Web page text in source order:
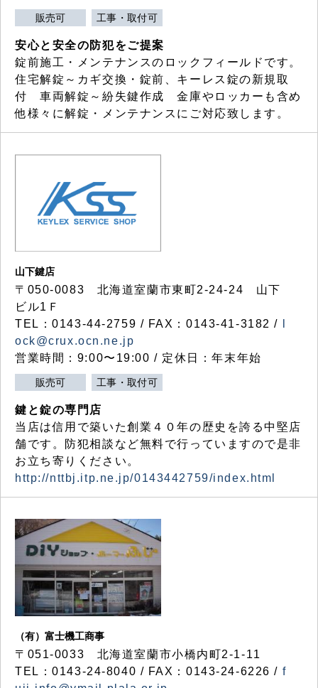
販売可 工事・取付可
安心と安全の防犯をご提案
錠前施工・メンテナンスのロックフィールドです。
住宅解錠～カギ交換・錠前、キーレス錠の新規取
付 車両解錠～紛失鍵作成 金庫やロッカーも含め
他様々に解錠・メンテナンスにご対応致します。
山下鍵店
〒050-0083 北海道室蘭市東町2-24-24 山下
ビル1Ｆ
TEL：0143-44-2759 / FAX：0143-41-3182 /
ock@crux.ocn.ne.jp
営業時間：9:00〜19:00 / 定休日：年末年始
販売可 工事・取付可
鍵と錠の専門店
当店は信用で築いた創業４０年の歴史を誇る中堅店
舗です。防犯相談など無料で行っていますので是非
お立ち寄りください。
http://nttbj.itp.ne.jp/0143442759/index.html
（有）富士機工商事
〒051-0033 北海道室蘭市小橋内町2-1-11
TEL：0143-24-8040 / FAX：0143-24-6226 / f